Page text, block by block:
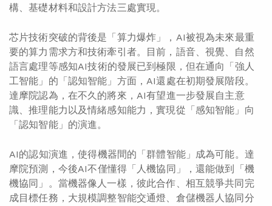
構、基礎材料和設計方法三處實現。
芯片技術突破的背後是「算力爆炸」，AI被視為未來最重
要的算力需求方和技術牽引者。目前，語音、視覺、自然
語言處理等感知AI技術的發展已到極限，但在通向「強人
工智能」的「認知智能」方面，AI還處在初期發展階段。
達摩院認為，在不久的將來，AI有望進一步發展自主意
識、推理能力以及情緒感知能力，實現從「感知智能」向
「認知智能」的演進。
AI的認知演進，使得機器間的「群體智能」成為可能。達
摩院預測，今後AI不僅懂得「人機協同」，還能做到「機
機協同」。當機器像人一樣，彼此合作、相互競爭共同完
成目標任務，大規模調整智能交通燈、倉儲機器人協同分